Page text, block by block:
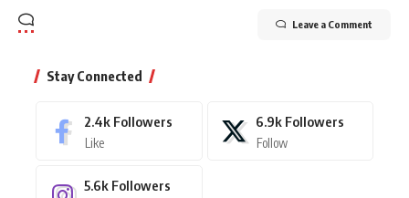
Leave a Comment
Stay Connected
2.4k Followers
Like
6.9k Followers
Follow
5.6k Followers